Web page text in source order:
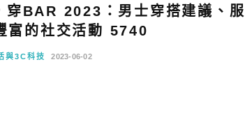
穿BAR 2023：男士穿搭建議、服
富的社交活動 5740
與3C科技 2023-06-02